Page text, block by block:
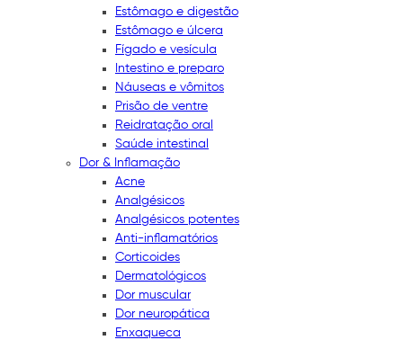
Estômago e digestão
Estômago e úlcera
Fígado e vesícula
Intestino e preparo
Náuseas e vômitos
Prisão de ventre
Reidratação oral
Saúde intestinal
Dor & Inflamação
Acne
Analgésicos
Analgésicos potentes
Anti-inflamatórios
Corticoides
Dermatológicos
Dor muscular
Dor neuropática
Enxaqueca